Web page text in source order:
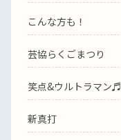
こんな方も！
芸協らくごまつり
笑点&ウルトラマン♬
新真打